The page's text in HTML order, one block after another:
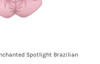
Spotlight Brazilian